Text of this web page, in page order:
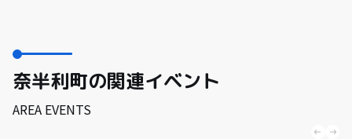
奈半利町の関連イベント
AREA EVENTS